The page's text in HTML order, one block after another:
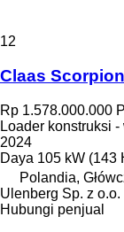
12
Claas
Rp 1.578.000.000
Loader konstruksi
2024
Daya 105 kW (143
Polandia,
Ulenberg Sp. z o.o.
Hubungi penjual